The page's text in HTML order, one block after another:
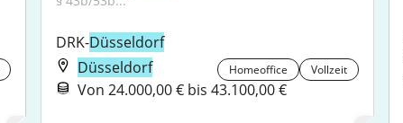
DRK-Düsseldorf
Düsseldorf
Homeoffice Vollzeit
Von 24.000,00 € bis 43.100,00 €